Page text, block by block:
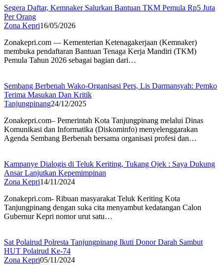
Segera Daftar, Kemnaker Salurkan Bantuan TKM Pemula Rp5 Juta
Per Orang
Zona Kepri16/05/2026
Zonakepri.com — Kementerian Ketenagakerjaan (Kemnaker)
membuka pendaftaran Bantuan Tenaga Kerja Mandiri (TKM)
Pemula Tahun 2026 sebagai bagian dari…
Sembang Berbenah Wako-Organisasi Pers, Lis Darmansyah: Pemko
Terima Masukan Dan Kritik
Tanjungpinang24/12/2025
Zonakepri.com– Pemerintah Kota Tanjungpinang melalui Dinas
Komunikasi dan Informatika (Diskominfo) menyelenggarakan
Agenda Sembang Berbenah bersama organisasi profesi dan…
Kampanye Dialogis di Teluk Keriting, Tukang Ojek : Saya Dukung
Ansar Lanjutkan Kepemimpinan
Zona Kepri14/11/2024
Zonakepri.com- Ribuan masyarakat Teluk Keriting Kota
Tanjungpinang dengan suka cita menyambut kedatangan Calon
Gubernur Kepri nomor urut satu…
Sat Polairud Polresta Tanjungpinang Ikuti Donor Darah Sambut
HUT Polairud Ke-74
Zona Kepri05/11/2024